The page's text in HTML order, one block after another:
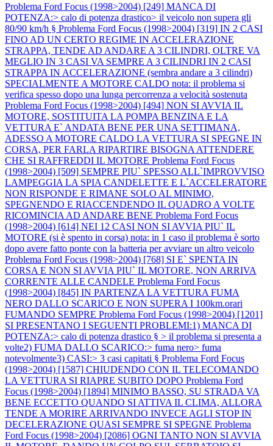
Problema Ford Focus (1998>2004) [249] MANCA DI
POTENZA:> calo di potenza drastico> il veicolo non supera gli
80/90 km/h § Problema Ford Focus (1998>2004) [319] IN 2 CASI
FINO AD UN CERTO REGIME IN ACCELERAZIONE
STRAPPA, TENDE AD ANDARE A 3 CILINDRI, OLTRE VA
MEGLIO IN 3 CASI VA SEMPRE A 3 CILINDRI IN 2 CASI
STRAPPA IN ACCELERAZIONE (sembra andare a 3 cilindri)
SPECIALMENTE A MOTORE CALDO nota: il problema si
verifica spesso dopo una lunga percorrenza a velocità sostenuta
Problema Ford Focus (1998>2004) [494] NON SI AVVIA IL
MOTORE, SOSTITUITA LA POMPA BENZINA E LA
VETTURA E` ANDATA BENE PER UNA SETTIMANA,
ADESSO A MOTORE CALDO LA VETTURA SI SPEGNE IN
CORSA, PER FARLA RIPARTIRE BISOGNA ATTENDERE
CHE SI RAFFREDDI IL MOTORE Problema Ford Focus
(1998>2004) [509] SEMPRE PIU` SPESSO ALL`IMPROVVISO
LAMPEGGIA LA SPIA CANDELETTE E L`ACCELERATORE
NON RISPONDE E RIMANE SOLO AL MINIMO,
SPEGNENDO E RIACCENDENDO IL QUADRO A VOLTE
RICOMINCIA AD ANDARE BENE Problema Ford Focus
(1998>2004) [614] NEI 12 CASI NON SI AVVIA PIU` IL
MOTORE (si è spento in corsa) nota: in 1 caso il problema è sorto
dopo avere fatto ponte con la batteria per avviare un altro veicolo
Problema Ford Focus (1998>2004) [768] SI E` SPENTA IN
CORSA E NON SI AVVIA PIU` IL MOTORE, NON ARRIVA
CORRENTE ALLE CANDELE Problema Ford Focus
(1998>2004) [845] IN PARTENZA LA VETTURA FUMA
NERO DALLO SCARICO E NON SUPERA I 100km.orari
FUMANDO SEMPRE Problema Ford Focus (1998>2004) [1201]
SI PRESENTANO I SEGUENTI PROBLEMI:1) MANCA DI
POTENZA:> calo di potenza drastico § > il problema si presenta a
volte2) FUMA DALLO SCARICO:> fuma nero> fuma
notevolmente3) CASI:> 3 casi capitati § Problema Ford Focus
(1998>2004) [1587] CHIUDENDO CON IL TELECOMANDO
LA VETTURA SI RIAPRE SUBITO DOPO Problema Ford
Focus (1998>2004) [1894] MINIMO BASSO, SU STRADA VA
BENE ECCETTO QUANDO SI ATTIVA IL CLIMA, ALLORA
TENDE A MORIRE ARRIVANDO INVECE AGLI STOP IN
DECELERAZIONE QUASI SEMPRE SI SPEGNE Problema
Ford Focus (1998>2004) [2086] OGNI TANTO NON SI AVVIA